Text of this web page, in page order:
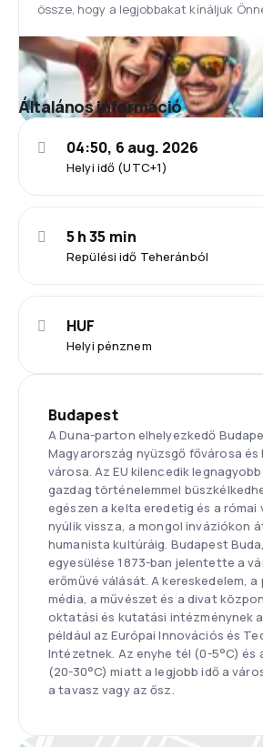
össze, hogy a legjobbakat kínáljuk
Általános információ
Helyi idő (UTC+1)
04:50, 6 aug. 2026
Repülési idő Teheránból
5 h 35 min
Helyi pénznem
HUF
Budapest
A Duna-parton elhelyezkedő
Magyarország nyüzsgő fővárosa és
városa. Az EU kilencedik
gazdag történelemmel
egészen a kelta eredetig és a római
nyúlik vissza, a mongol inváziókon
humanista kultúráig. Budapest
egyesülése 1873-ban jelentette a
erőművé válását. A kereskedelem, a
média, a művészet és a divat
oktatási és kutatási intézménynek
például az Európai Innovációs és
Intézetnek. Az enyhe tél (0-5°C) és
(20-30°C) miatt a legjobb idő a
a tavasz vagy az ősz.